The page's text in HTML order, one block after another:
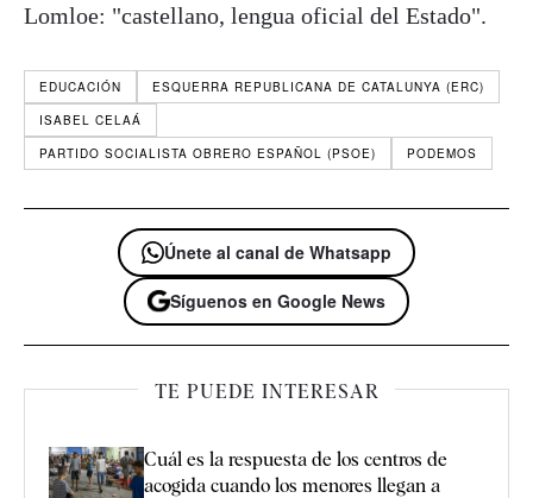
Lomloe: "castellano, lengua oficial del Estado".
EDUCACIÓN
ESQUERRA REPUBLICANA DE CATALUNYA (ERC)
ISABEL CELAÁ
PARTIDO SOCIALISTA OBRERO ESPAÑOL (PSOE)
PODEMOS
Únete al canal de Whatsapp
Síguenos en Google News
TE PUEDE INTERESAR
Cuál es la respuesta de los centros de
acogida cuando los menores llegan a